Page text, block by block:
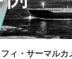
ィ・サーマルカ